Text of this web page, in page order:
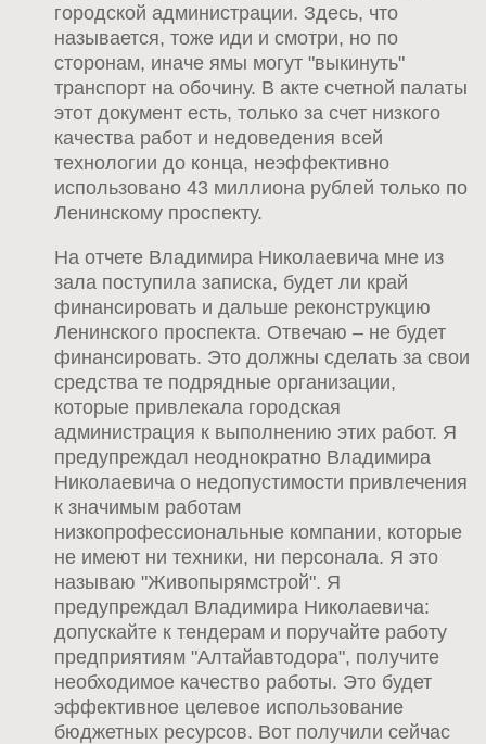
городской администрации. Здесь, что
называется, тоже иди и смотри, но по
сторонам, иначе ямы могут "выкинуть"
транспорт на обочину. В акте счетной палаты
этот документ есть, только за счет низкого
качества работ и недоведения всей
технологии до конца, неэффективно
использовано 43 миллиона рублей только по
Ленинскому проспекту.
На отчете Владимира Николаевича мне из
зала поступила записка, будет ли край
финансировать и дальше реконструкцию
Ленинского проспекта. Отвечаю – не будет
финансировать. Это должны сделать за свои
средства те подрядные организации,
которые привлекала городская
администрация к выполнению этих работ. Я
предупреждал неоднократно Владимира
Николаевича о недопустимости привлечения
к значимым работам
низкопрофессиональные компании, которые
не имеют ни техники, ни персонала. Я это
называю "Живопырямстрой". Я
предупреждал Владимира Николаевича:
допускайте к тендерам и поручайте работу
предприятиям "Алтайавтодора", получите
необходимое качество работы. Это будет
эффективное целевое использование
бюджетных ресурсов. Вот получили сейчас